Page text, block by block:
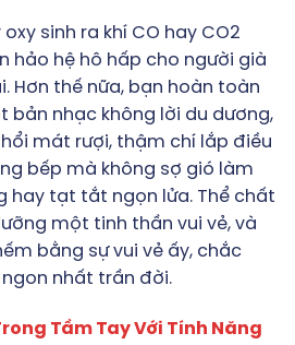
sinh ra khí CO hay CO2
hảo hệ hô hấp cho người già
Hơn thế nữa, bạn hoàn toàn
bản nhạc không lời du dương,
mát rượi, thậm chí lắp điều
bếp mà không sợ gió làm
hay tạt tắt ngọn lửa. Thể chất
một tinh thần vui vẻ, và
bằng sự vui vẻ ấy, chắc
nhất trần đời.
Tầm Tay Với Tính Năng